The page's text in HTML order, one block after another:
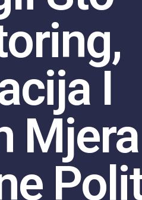
I
Mjera